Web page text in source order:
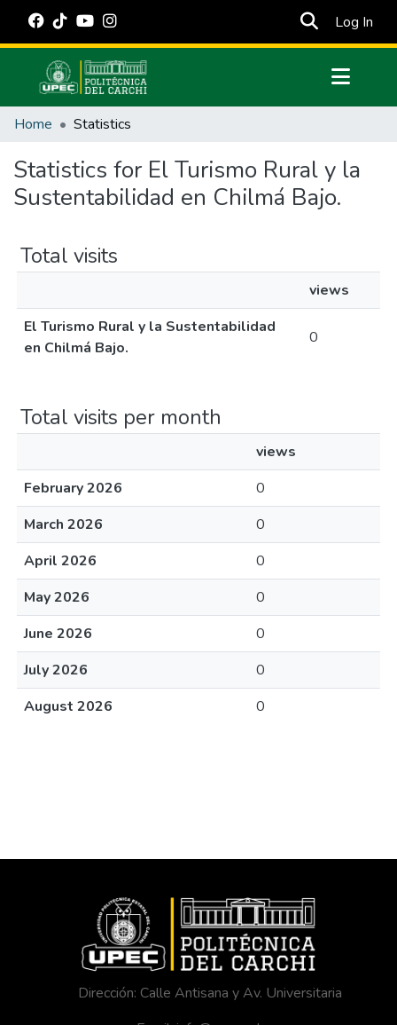
Log In
Communities & Collections
Estadísticas Externas
Manuales
Home Statistics
Statistics for El Turismo Rural y la
Sustentabilidad en Chilmá Bajo.
Total visits
views
El Turismo Rural y la Sustentabilidad
en Chilmá Bajo.
0
Total visits per month
views
February 2026
0
March 2026
0
April 2026
0
May 2026
0
June 2026
0
July 2026
0
August 2026
0
Dirección: Calle Antisana y Av. Universitaria